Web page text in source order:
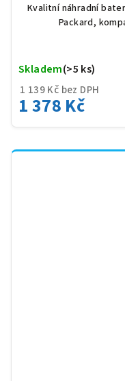
Kvalitní náhradní
Packard,
1 139 Kč bez DPH
1 378 Kč
Skladem(>5 ks)